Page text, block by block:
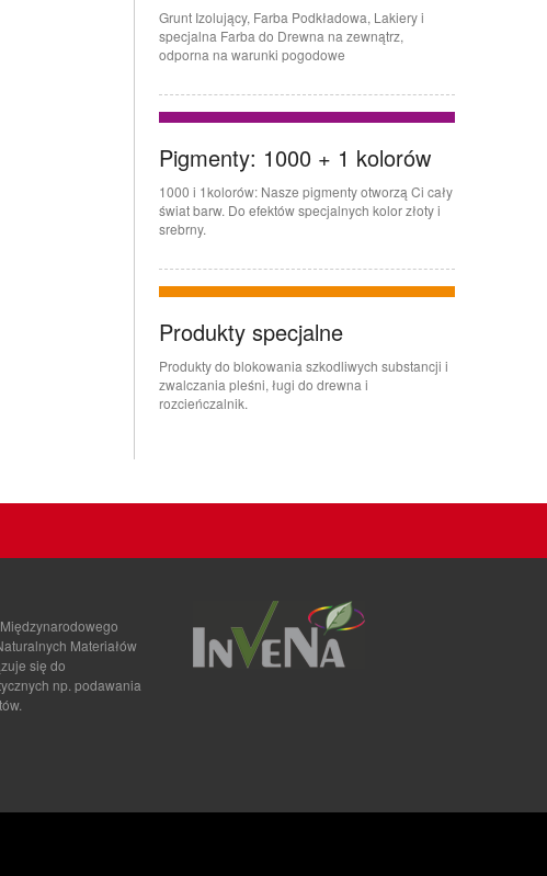
Grunt Izolujący, Farba Podkładowa, Lakiery i
specjalna Farba do Drewna na zewnątrz,
odporna na warunki pogodowe
Pigmenty: 1000 + 1 kolorów
1000 i 1kolorów: Nasze pigmenty otworzą Ci cały
świat barw. Do efektów specjalnych kolor złoty i
srebrny.
Produkty specjalne
Produkty do blokowania szkodliwych substancji i
zwalczania pleśni, ługi do drewna i
rozcieńczalnik.
Materiałów
się do
np. podawania